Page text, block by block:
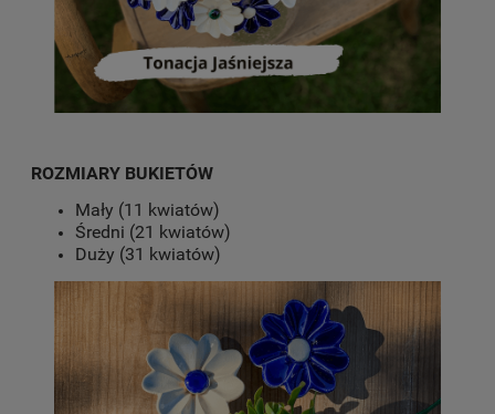
ROZMIARY BUKIETÓW
Mały (11 kwiatów)
Średni (21 kwiatów)
Duży (31 kwiatów)